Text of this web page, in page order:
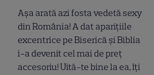
Așa arată azi fosta vedetă sexy
din România! A dat aparițiile
excentrice pe Biserică și Biblia
i-a devenit cel mai de preț
accesoriu! Uită-te bine la ea, îți